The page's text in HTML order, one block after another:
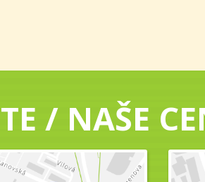
/ NAŠE